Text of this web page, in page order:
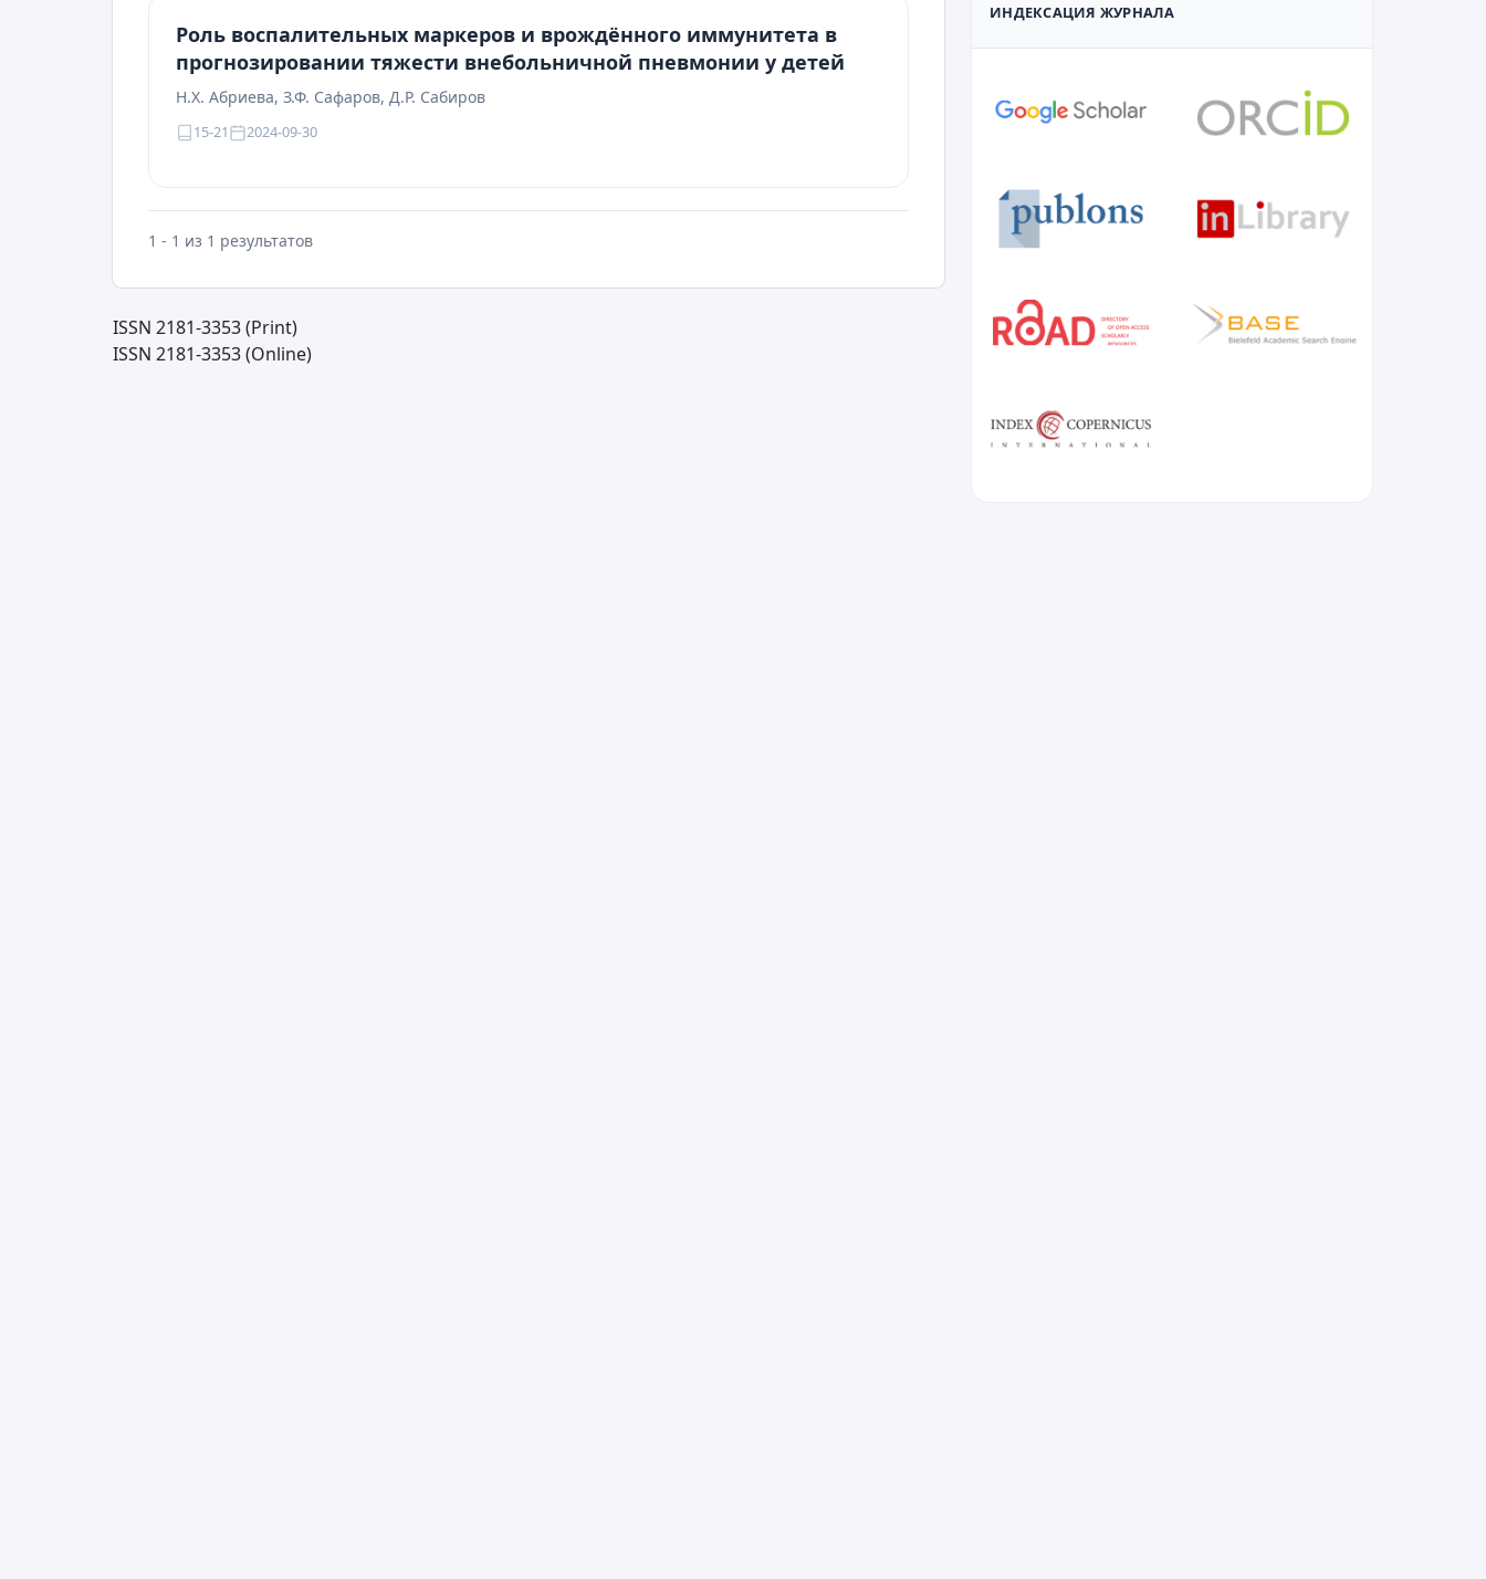
Роль воспалительных маркеров и врождённого иммунитета в
прогнозировании тяжести внебольничной пневмонии у детей
Н.Х. Абриева, З.Ф. Сафаров, Д.Р. Сабиров
15-21 2024-09-30
1 - 1 из 1 результатов
ISSN 2181-3353 (Print)
ISSN 2181-3353 (Online)
ИНДЕКСАЦИЯ ЖУРНАЛА